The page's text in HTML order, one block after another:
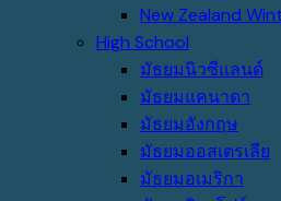
New Zealand
High School
มัธยมนิวซีแลนด์
มัธยมแคนาดา
มัธยมอังกฤษ
มัธยมออสเตรเลีย
มัธยมอเมริกา